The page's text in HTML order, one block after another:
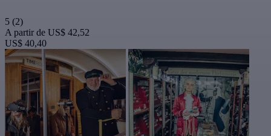
5 (2)
A partir de US$ 42,52
US$ 40,40